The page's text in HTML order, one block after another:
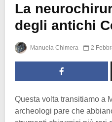
La
degli antichi
Manuela Chimera 2
Questa volta transitiamo a
archeologi pare che